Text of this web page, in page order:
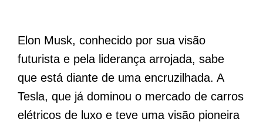
Elon Musk, conhecido por sua visão
futurista e pela liderança arrojada, sabe
que está diante de uma encruzilhada. A
Tesla, que já dominou o mercado de carros
elétricos de luxo e teve uma visão pioneira